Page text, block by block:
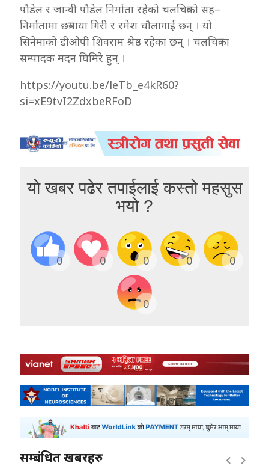
पौडेल र जान्वी पौडेल निर्माता रहेको चलचित्रको सह–
निर्मातामा छत्रमाया गिरी र रमेश चौलागाईं छन् । यो
सिनेमाको डीओपी शिवराम श्रेष्ठ रहेका छन् । चलचित्रका
सम्पादक मदन घिमिरे हुन् ।
https://youtu.be/leTb_e4kR60?
si=xE9tvI2ZdxbeRFoD
यो खबर पढेर तपाईलाई कस्तो महसुस
भयो ?
0 0 0 0 0
0
सम्बंधित खबरहरु